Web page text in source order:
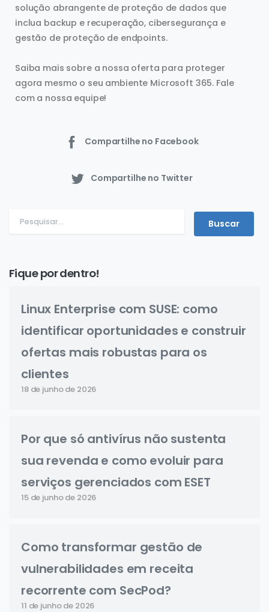
solução abrangente de proteção de dados que
inclua backup e recuperação, cibersegurança e
gestão de proteção de endpoints.
Saiba mais sobre a nossa oferta para proteger
agora mesmo o seu ambiente Microsoft 365. Fale
com a nossa equipe!
Compartilhe no Facebook
Compartilhe no Twitter
Fique por dentro!
Linux Enterprise com SUSE: como
identificar oportunidades e construir
ofertas mais robustas para os
clientes
18 de junho de 2026
Por que só antivírus não sustenta
sua revenda e como evoluir para
serviços gerenciados com ESET
15 de junho de 2026
Como transformar gestão de
vulnerabilidades em receita
recorrente com SecPod?
11 de junho de 2026